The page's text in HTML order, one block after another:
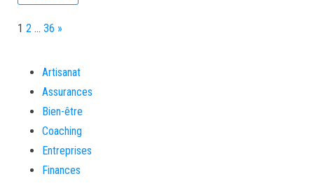
Page:
1 2 … 36 Next
»
Artisanat
Assurances
Bien-être
Coaching
Entreprises
Finances